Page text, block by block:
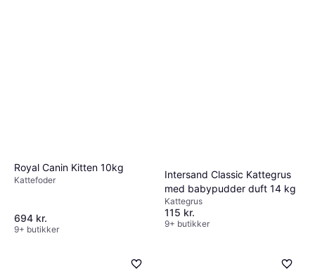
Royal Canin Kitten 10kg
Kattefoder
694 kr.
9+ butikker
Intersand Classic Kattegrus
med babypudder duft 14 kg
Kattegrus
115 kr.
9+ butikker